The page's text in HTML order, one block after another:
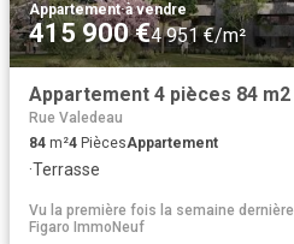
Appartement·à vendre
415 900 €4 951 €/m²
Appartement 4 pièces 84 m2
Rue Valedeau
84 m²4 PiècesAppartement
·Terrasse
Vu la première fois la semaine dernière
Figaro ImmoNeuf